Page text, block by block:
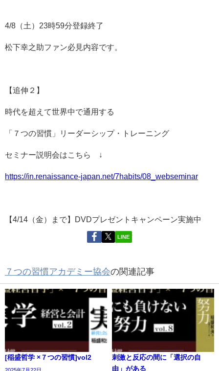
4/8（土）23時59分登録終了
松下幸之助ファン必見内容です。
【追伸２】
時代を超えて世界中で通用する
「７つの習慣」リーダーシップ・トレーニング
セミナー説明会はこちら ↓
https://in.renaissance-japan.net/7habits/08_webseminar
【4/14（金）まで】DVDプレゼントキャンペーン実施中
LINE
７つの習慣アカデミー協会の関連記事
[稲盛哲学 ×７つの習慣]vol2
刺激と反応の間に「選択の自
由」がある